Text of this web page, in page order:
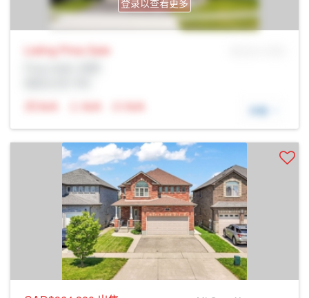
登录以查看更多
Listing Price Sale
N/A
N/A N/A 详细